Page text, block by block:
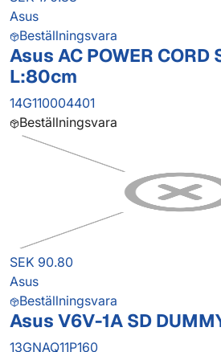
Asus
Beställningsvara
Asus AC POWER CORD
L:80cm
14G110004401
Beställningsvara
SEK 90.80
Asus
Beställningsvara
Asus V6V-1A SD
13GNAQ11P160